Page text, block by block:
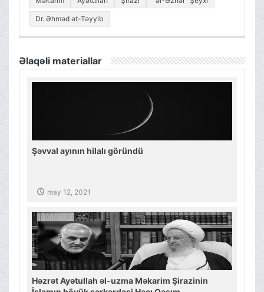
Dr. Əhməd ət-Təyyib
Əlaqəli materiallar
Şəvval ayının hilalı göründü
may 12, 2021
Həzrət Ayətullah əl-uzma Məkarim Şirazinin